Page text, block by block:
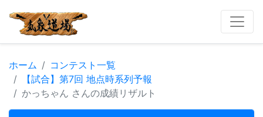
ホーム
コンテスト一覧
【試合】第7回 地点時系列予報
かっちゃん さんの成績リザルト